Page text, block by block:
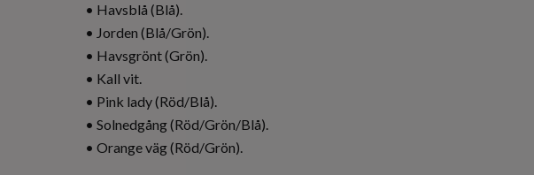
• Havsblå (Blå).
• Jorden (Blå/Grön).
• Havsgrönt (Grön).
• Kall vit.
• Pink lady (Röd/Blå).
• Solnedgång (Röd/Grön/Blå).
• Orange väg (Röd/Grön).